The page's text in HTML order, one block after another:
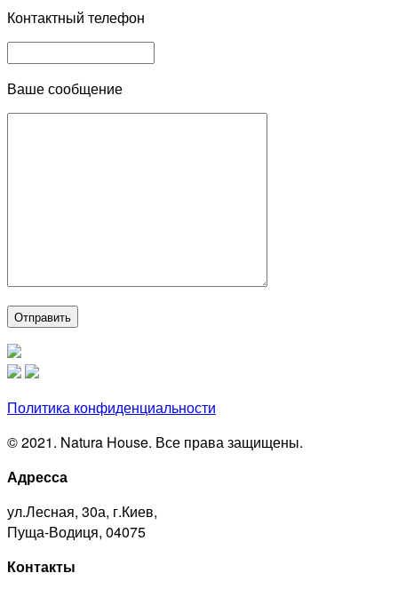
Контактный телефон
Ваше сообщение
Политика конфиденциальности
© 2021. Natura House. Все права защищены.
Адресса
ул.Лесная, 30а, г.Киев,
Пуща-Водиця, 04075
Контакты